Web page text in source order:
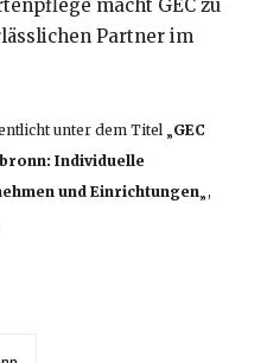
macht GEC zu
Partner im
unter dem Titel „ GEC
Individuelle
und Einrichtungen „,